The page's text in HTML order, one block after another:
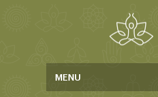
MENU